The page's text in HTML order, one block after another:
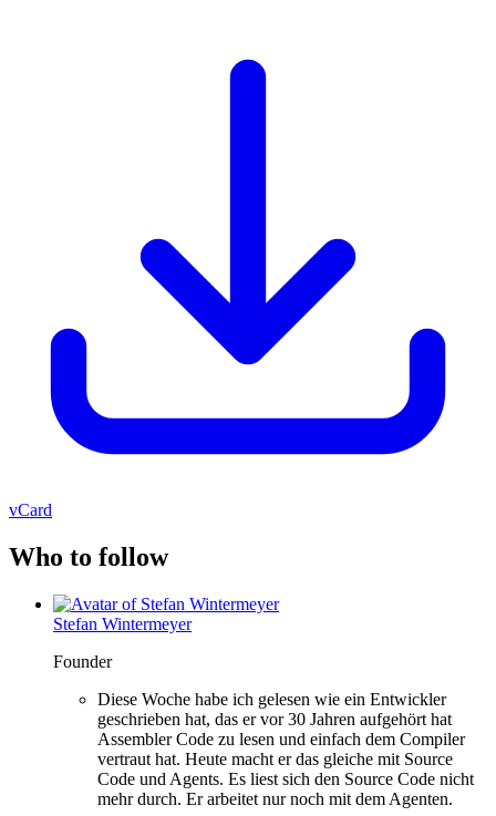
vCard
Who to follow
Stefan Wintermeyer
Founder
Diese Woche habe ich gelesen wie ein Entwickler
geschrieben hat, das er vor 30 Jahren aufgehört hat
Assembler Code zu lesen und einfach dem Compiler
vertraut hat. Heute macht er das gleiche mit Source
Code und Agents. Es liest sich den Source Code nicht
mehr durch. Er arbeitet nur noch mit dem Agenten.